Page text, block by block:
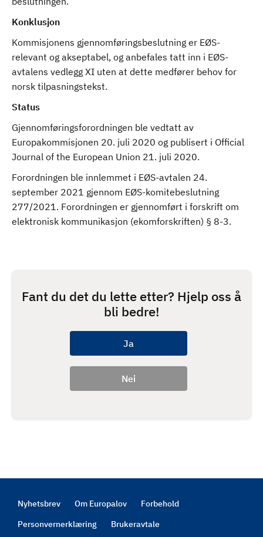
Konklusjon
Kommisjonens gjennomføringsbeslutning er EØS-
relevant og akseptabel, og anbefales tatt inn i EØS-
avtalens vedlegg XI uten at dette medfører behov for
norsk tilpasningstekst.
Status
Gjennomføringsforordningen ble vedtatt av
Europakommisjonen 20. juli 2020 og publisert i Official
Journal of the European Union 21. juli 2020.
Forordningen ble innlemmet i EØS-avtalen 24.
september 2021 gjennom EØS-komitebeslutning
277/2021. Forordningen er gjennomført i forskrift om
elektronisk kommunikasjon (ekomforskriften) § 8-3.
Fant du det du lette etter? Hjelp oss å
bli bedre!
Footer
Nyhetsbrev Om Europalov
Forbehold
Personvernerklæring
Brukeravtale